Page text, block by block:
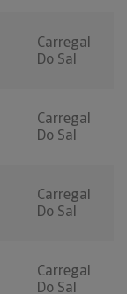
Carregal
Do Sal
Carregal
Do Sal
Carregal
Do Sal
Carregal
Do Sal